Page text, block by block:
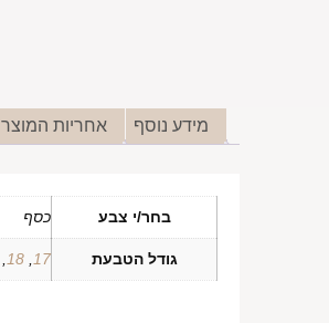
מידע נוסף אחריות המוצר
בחר/י צבע כסף
גודל הטבעת 17
18